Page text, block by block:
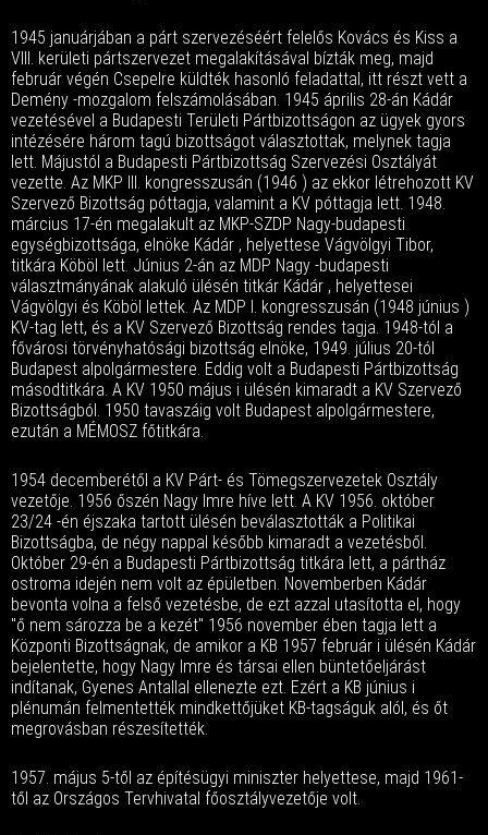
1945 januárjában a párt szervezéséért felelős Kovács és Kiss a
VIII. kerületi pártszervezet megalakításával bízták meg, majd
február végén Csepelre küldték hasonló feladattal, itt részt vett a
Demény -mozgalom felszámolásában. 1945 április 28-án Kádár
vezetésével a Budapesti Területi Pártbizottságon az ügyek gyors
intézésére három tagú bizottságot választottak, melynek tagja
lett. Májustól a Budapesti Pártbizottság Szervezési Osztályát
vezette. Az MKP III. kongresszusán (1946 ) az ekkor létrehozott KV
Szervező Bizottság póttagja, valamint a KV póttagja lett. 1948.
március 17-én megalakult az MKP-SZDP Nagy-budapesti
egységbizottsága, elnöke Kádár , helyettese Vágvölgyi Tibor,
titkára Köböl lett. Június 2-án az MDP Nagy -budapesti
választmányának alakuló ülésén titkár Kádár , helyettesei
Vágvölgyi és Köböl lettek. Az MDP I. kongresszusán (1948 június )
KV-tag lett, és a KV Szervező Bizottság rendes tagja. 1948-tól a
fővárosi törvényhatósági bizottság elnöke, 1949. július 20-tól
Budapest alpolgármestere. Eddig volt a Budapesti Pártbizottság
másodtitkára. A KV 1950 május i ülésén kimaradt a KV Szervező
Bizottságból. 1950 tavaszáig volt Budapest alpolgármestere,
ezután a MÉMOSZ főtitkára.
1954 decemberétől a KV Párt- és Tömegszervezetek Osztály
vezetője. 1956 őszén Nagy Imre híve lett. A KV 1956. október
23/24 -én éjszaka tartott ülésén beválasztották a Politikai
Bizottságba, de négy nappal később kimaradt a vezetésből.
Október 29-én a Budapesti Pártbizottság titkára lett, a pártház
ostroma idején nem volt az épületben. Novemberben Kádár
bevonta volna a felső vezetésbe, de ezt azzal utasította el, hogy
"ő nem sározza be a kezét" 1956 november ében tagja lett a
Központi Bizottságnak, de amikor a KB 1957 február i ülésén Kádár
bejelentette, hogy Nagy Imre és társai ellen büntetőeljárást
indítanak, Gyenes Antallal ellenezte ezt. Ezért a KB június i
plénumán felmentették mindkettőjüket KB-tagságuk alól, és őt
megrovásban részesítették.
1957. május 5-től az építésügyi miniszter helyettese, majd 1961-
től az Országos Tervhivatal főosztályvezetője volt.